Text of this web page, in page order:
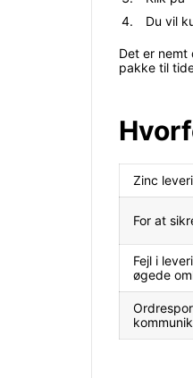
Du vil
Det er
pakke til
Zinc
For at
Fejl i
øgede